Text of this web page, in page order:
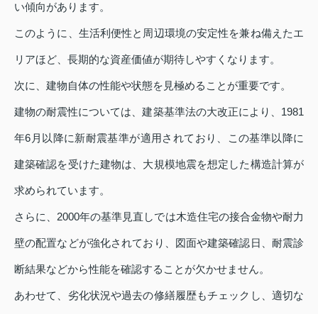
い傾向があります。
このように、生活利便性と周辺環境の安定性を兼ね備えたエ
リアほど、長期的な資産価値が期待しやすくなります。
次に、建物自体の性能や状態を見極めることが重要です。
建物の耐震性については、建築基準法の大改正により、1981
年6月以降に新耐震基準が適用されており、この基準以降に
建築確認を受けた建物は、大規模地震を想定した構造計算が
求められています。
さらに、2000年の基準見直しでは木造住宅の接合金物や耐力
壁の配置などが強化されており、図面や建築確認日、耐震診
断結果などから性能を確認することが欠かせません。
あわせて、劣化状況や過去の修繕履歴もチェックし、適切な